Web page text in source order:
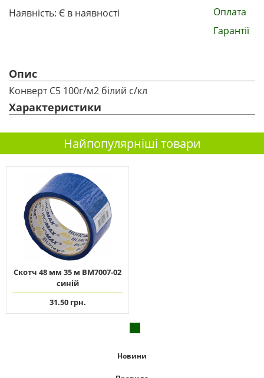
Наявність: Є в наявності
Оплата
Гарантії
Опис
Конверт С5 100г/м2 білий с/кл
Характеристики
Найпопулярніші товари
Скотч 48 мм 35 м ВМ7007-02
синій
31.50 грн.
Новини